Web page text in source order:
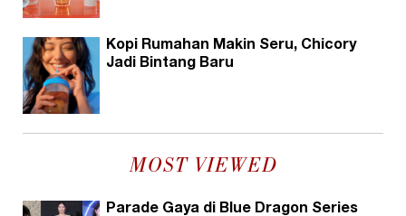
Kopi Rumahan Makin Seru, Chicory
Jadi Bintang Baru
MOST VIEWED
Parade Gaya di Blue Dragon Series